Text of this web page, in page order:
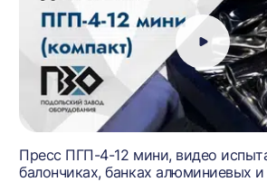
Пресс ПГП-4-12 мини, видео
балончиках, банках алюминиевых